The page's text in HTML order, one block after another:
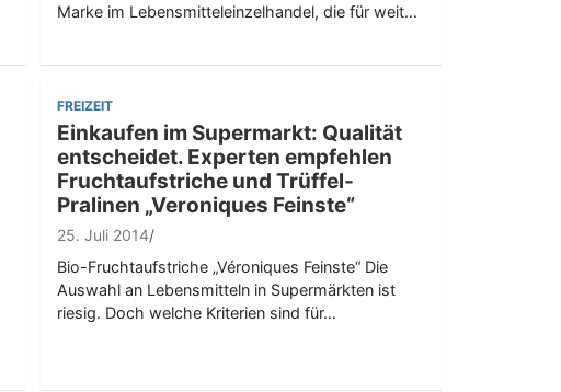
Marke im Lebensmitteleinzelhandel, die für weit…
FREIZEIT
Einkaufen im Supermarkt: Qualität
entscheidet. Experten empfehlen
Fruchtaufstriche und Trüffel-
Pralinen „Veroniques Feinste“
25. Juli 2014
Bio-Fruchtaufstriche „Véroniques Feinste“ Die
Auswahl an Lebensmitteln in Supermärkten ist
riesig. Doch welche Kriterien sind für…